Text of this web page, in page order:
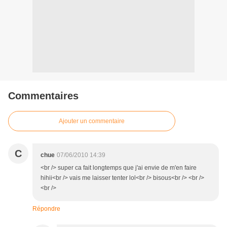
Commentaires
Ajouter un commentaire
C chue 07/06/2010 14:39
<br /> super ca fait longtemps que j'ai envie de m'en faire
hihii<br /> vais me laisser tenter lol<br /> bisous<br /> <br />
<br />
Répondre